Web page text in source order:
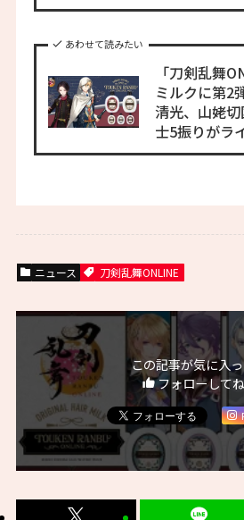
あわせて読みたい
「刀剣乱舞
ミルクに第2
清光、山姥
士5振りがラ
ニュース 刀剣乱舞ONLINE
この記事が気に入
フォローしてね